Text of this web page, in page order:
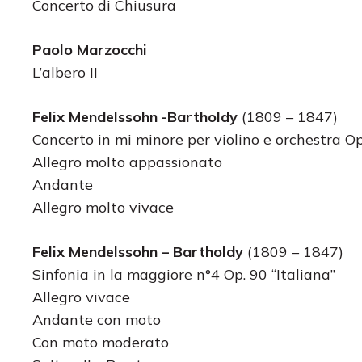
Concerto di Chiusura
Paolo Marzocchi
L’albero II
Felix Mendelssohn -Bartholdy (1809 – 1847)
Concerto in mi minore per violino e orchestra
Allegro molto appassionato
Andante
Allegro molto vivace
Felix Mendelssohn – Bartholdy (1809 – 1847)
Sinfonia in la maggiore n°4 Op. 90 “Italiana”
Allegro vivace
Andante con moto
Con moto moderato